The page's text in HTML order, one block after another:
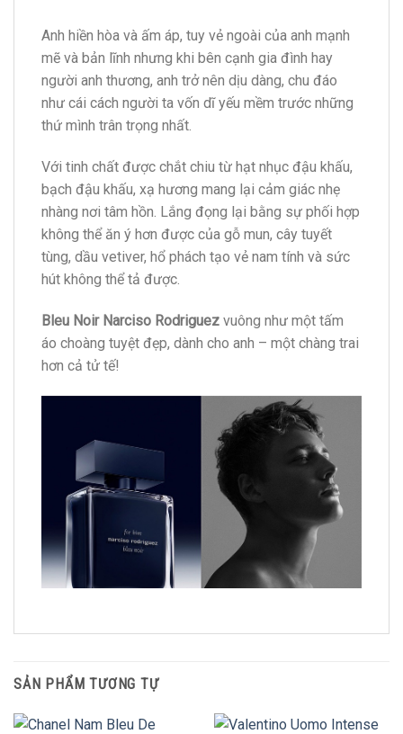
Anh hiền hòa và ấm áp, tuy vẻ ngoài của anh mạnh
mẽ và bản lĩnh nhưng khi bên cạnh gia đình hay
người anh thương, anh trở nên dịu dàng, chu đáo
như cái cách người ta vốn dĩ yếu mềm trước những
thứ mình trân trọng nhất.
Với tinh chất được chắt chiu từ hạt nhục đậu khấu,
bạch đậu khấu, xạ hương mang lại cảm giác nhẹ
nhàng nơi tâm hồn. Lắng đọng lại bằng sự phối hợp
không thể ăn ý hơn được của gỗ mun, cây tuyết
tùng, dầu vetiver, hổ phách tạo vẻ nam tính và sức
hút không thể tả được.
Bleu Noir Narciso Rodriguez vuông như một tấm
áo choàng tuyệt đẹp, dành cho anh – một chàng trai
hơn cả tử tế!
SẢN PHẨM TƯƠNG TỰ